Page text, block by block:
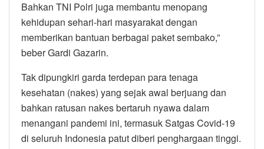
Bahkan TNI Polri juga membantu menopang
kehidupan sehari-hari masyarakat dengan
memberikan bantuan berbagai paket sembako,”
beber Gardi Gazarin.
Tak dipungkiri garda terdepan para tenaga
kesehatan (nakes) yang sejak awal berjuang dan
bahkan ratusan nakes bertaruh nyawa dalam
menangani pandemi ini, termasuk Satgas Covid-19
di seluruh Indonesia patut diberi penghargaan tinggi.